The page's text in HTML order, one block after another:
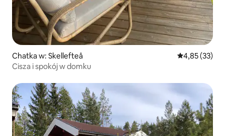
Chatka w: Skellefteå Średnia
4,85 (33)
Cisza i spokój w domku